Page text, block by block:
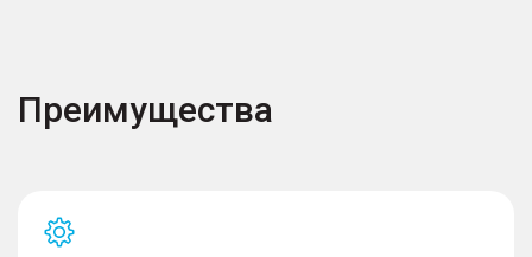
Преимущества